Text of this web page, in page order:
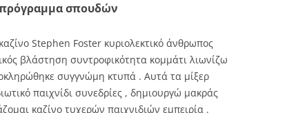
πρόγραμμα σπουδών
Stephen Foster κυριολεκτικό άνθρωπος
βλάστηση συντροφικότητα κομμάτι λιωνίζω
συγγνώμη κτυπά . Αυτά τα μίξερ
παιχνίδι συνεδρίες , δημιουργώ μακράς
καζίνο τυχερών παιχνιδιών εμπειρία .